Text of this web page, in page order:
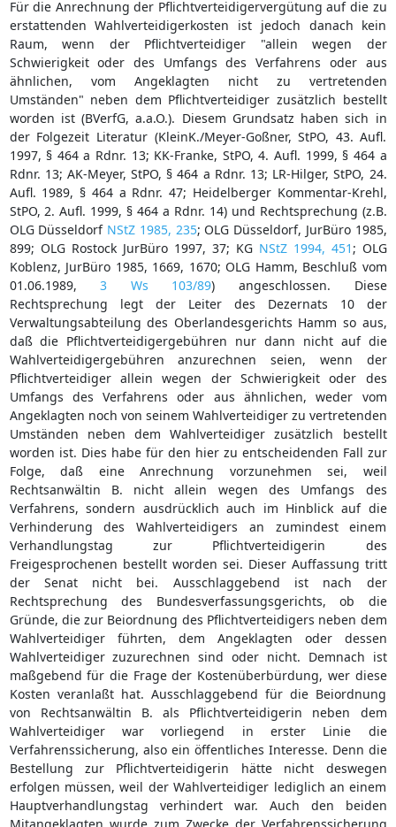
Für die Anrechnung der Pflichtverteidigervergütung auf die zu
erstattenden Wahlverteidigerkosten ist jedoch danach kein
Raum, wenn der Pflichtverteidiger "allein wegen der
Schwierigkeit oder des Umfangs des Verfahrens oder aus
ähnlichen, vom Angeklagten nicht zu vertretenden
Umständen" neben dem Pflichtverteidiger zusätzlich bestellt
worden ist (BVerfG, a.a.O.). Diesem Grundsatz haben sich in
der Folgezeit Literatur (KleinK./Meyer-Goßner, StPO, 43. Aufl.
1997, § 464 a Rdnr. 13; KK-Franke, StPO, 4. Aufl. 1999, § 464 a
Rdnr. 13; AK-Meyer, StPO, § 464 a Rdnr. 13; LR-Hilger, StPO, 24.
Aufl. 1989, § 464 a Rdnr. 47; Heidelberger Kommentar-Krehl,
StPO, 2. Aufl. 1999, § 464 a Rdnr. 14) und Rechtsprechung (z.B.
OLG Düsseldorf NStZ 1985, 235; OLG Düsseldorf, JurBüro 1985,
899; OLG Rostock JurBüro 1997, 37; KG NStZ 1994, 451 ; OLG
Koblenz, JurBüro 1985, 1669, 1670; OLG Hamm, Beschluß vom
01.06.1989,3 Ws 103/89) angeschlossen. Diese
Rechtsprechung legt der Leiter des Dezernats 10 der
Verwaltungsabteilung des Oberlandesgerichts Hamm so aus,
daß die Pflichtverteidigergebühren nur dann nicht auf die
Wahlverteidigergebühren anzurechnen seien, wenn der
Pflichtverteidiger allein wegen der Schwierigkeit oder des
Umfangs des Verfahrens oder aus ähnlichen, weder vom
Angeklagten noch von seinem Wahlverteidiger zu vertretenden
Umständen neben dem Wahlverteidiger zusätzlich bestellt
worden ist. Dies habe für den hier zu entscheidenden Fall zur
Folge, daß eine Anrechnung vorzunehmen sei, weil
Rechtsanwältin B. nicht allein wegen des Umfangs des
Verfahrens, sondern ausdrücklich auch im Hinblick auf die
Verhinderung des Wahlverteidigers an zumindest einem
Verhandlungstag zur Pflichtverteidigerin des
Freigesprochenen bestellt worden sei. Dieser Auffassung tritt
der Senat nicht bei. Ausschlaggebend ist nach der
Rechtsprechung des Bundesverfassungsgerichts, ob die
Gründe, die zur Beiordnung des Pflichtverteidigers neben dem
Wahlverteidiger führten, dem Angeklagten oder dessen
Wahlverteidiger zuzurechnen sind oder nicht. Demnach ist
maßgebend für die Frage der Kostenüberbürdung, wer diese
Kosten veranlaßt hat. Ausschlaggebend für die Beiordnung
von Rechtsanwältin B. als Pflichtverteidigerin neben dem
Wahlverteidiger war vorliegend in erster Linie die
Verfahrenssicherung, also ein öffentliches Interesse. Denn die
Bestellung zur Pflichtverteidigerin hätte nicht deswegen
erfolgen müssen, weil der Wahlverteidiger lediglich an einem
Hauptverhandlungstag verhindert war. Auch den beiden
Mitangeklagten wurde zum Zwecke der Verfahrenssicherung